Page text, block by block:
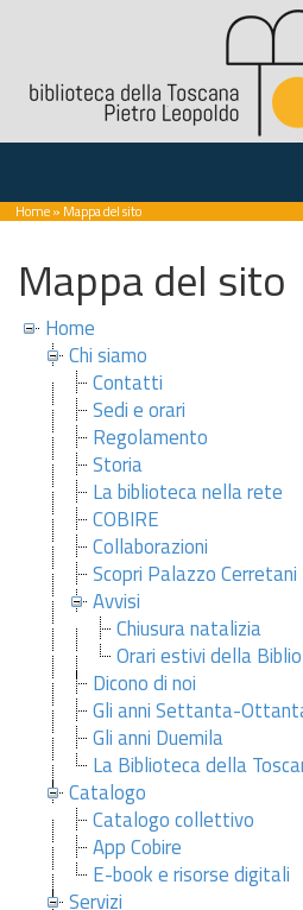
Home» Mappa del sito
Mappa del sito
Home
Chi siamo
Contatti
Sedi e orari
Regolamento
Storia
La biblioteca nella rete
COBIRE
Collaborazioni
Scopri Palazzo Cerretani
Avvisi
Chiusura natalizia
Orari estivi della
Dicono di noi
Gli anni Settanta-
Gli anni Duemila
La Biblioteca della
Catalogo
Catalogo collettivo
App Cobire
E-book e risorse digitali
Servizi